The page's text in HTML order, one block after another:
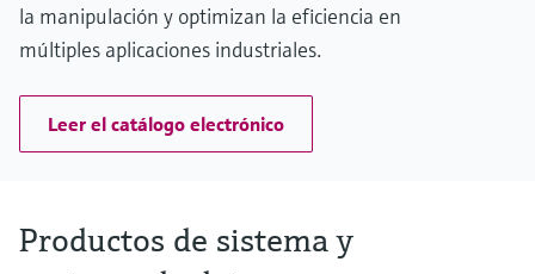
la manipulación y optimizan la eficiencia en
múltiples aplicaciones industriales.
Leer el catálogo electrónico
Productos de sistema y